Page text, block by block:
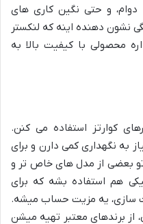
دوام، و حتی نگین کاری های
نشون دهنده اینه که لنکستر
محصولی با کیفیت بالا به
کوارتز استفاده می کنن.
به نگهداری کمی دارن و برای
تو بعضی از مدل های خاص تر و
هم استفاده بشه که برای
سازی، یه مزیت حساب میشه.
از برندهای معتبر تهیه میشن